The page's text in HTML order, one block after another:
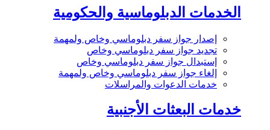
الخدمات الدبلوماسية والحكومية
إصدار جواز سفر دبلوماسي وخاص ولمهمة
تجديد جواز سفر دبلوماسي وخاص
إستبدال جواز سفر دبلوماسي وخاص
إلغاء جواز سفر دبلوماسي وخاص ولمهمة
خدمات الدعوات والمراسلات
خدمات البعثات الأجنبية